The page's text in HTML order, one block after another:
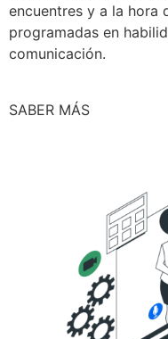
encuentres y a la hora
programadas en
comunicación.
SABER MÁS